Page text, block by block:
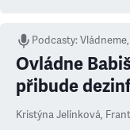
Podcasty:
Ovládne
přibude
Kristýna Jelínková,